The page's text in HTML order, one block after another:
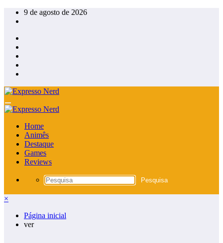
Pular
para
conteúdo
9 de agosto de 2026
Home
Animês
Destaque
Games
Reviews
×
Página inicial
ver